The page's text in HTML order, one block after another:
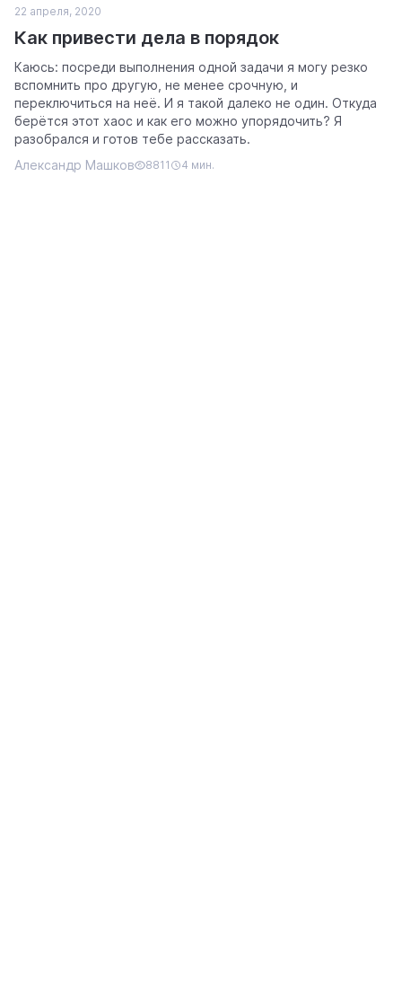
22 апреля, 2020
Как привести дела в порядок
Каюсь: посреди выполнения одной задачи я могу резко
вспомнить про другую, не менее срочную, и
переключиться на неё. И я такой далеко не один. Откуда
берётся этот хаос и как его можно упорядочить? Я
разобрался и готов тебе рассказать.
Александр Машков
8811 4 мин.